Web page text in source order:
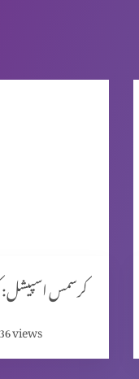
کرسمس
views